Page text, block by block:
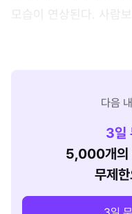
모습이 연상된다. 사람
다음
3일
5,000개의
무제